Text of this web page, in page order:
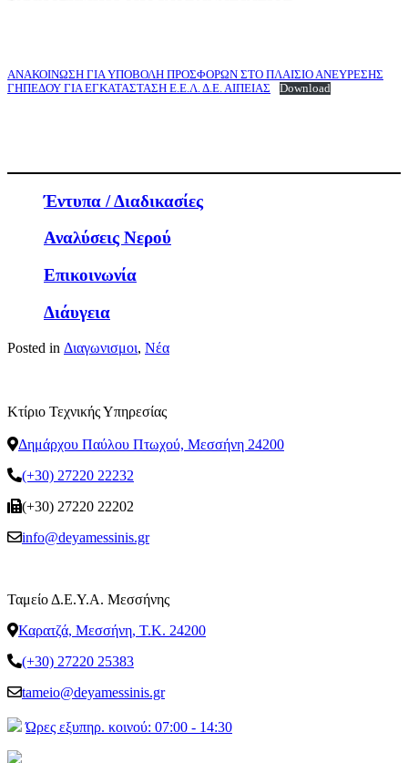
ΑΝΑΚΟΙΝΩΣΗ ΓΙΑ ΥΠΟΒΟΛΗ ΠΡΟΣΦΟΡΩΝ ΣΤΟ ΠΛΑΙΣΙΟ ΑΝΕΥΡΕΣΗΣ
ΓΗΠΕΔΟΥ ΓΙΑ ΕΓΚΑΤΑΣΤΑΣΗ Ε.Ε.Λ. Δ.Ε. ΑΙΠΕΙΑΣ
Download
Έντυπα / Διαδικασίες
Αναλύσεις Νερού
Επικοινωνία
Διάυγεια
Posted in Διαγωνισμοι, Νέα
Κτίριο Τεχνικής Υπηρεσίας
Δημάρχου Παύλου Πτωχού, Μεσσήνη 24200
(+30) 27220 22232
(+30) 27220 22202
info@deyamessinis.gr
Ταμείο Δ.Ε.Υ.Α. Μεσσήνης
Καρατζά, Μεσσήνη, Τ.Κ. 24200
(+30) 27220 25383
tameio@deyamessinis.gr
Ώρες εξυπηρ. κοινού: 07:00 - 14:30